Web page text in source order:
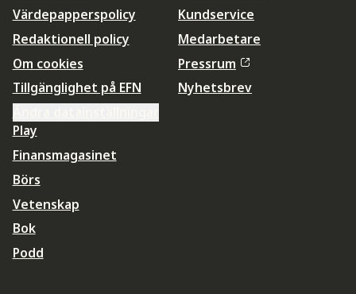
Värdepapperspolicy
Redaktionell policy
Om cookies
Tillgänglighet på EFN
Kundservice
Medarbetare
Pressrum
Nyhetsbrev
Play
Finansmagasinet
Börs
Vetenskap
Bok
Podd